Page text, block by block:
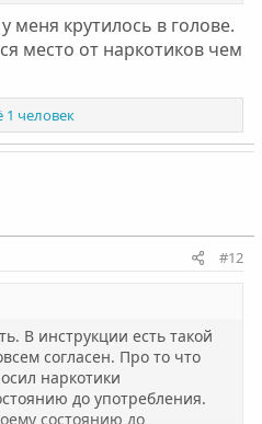
И после преодоления
зависимость, появляется
можно изменить себя
виду, каким хотел бы себя
убраны, окей,
если не положить в это
ты, то оно забьется чем-
не пожелаю проходить
прошел, избавился, выжил
отличный буст к
меня крутилось в голове.
место от наркотиков чем
1 человек
#12
В инструкции есть такой
согласен. Про то что
наркотики
до употребления.
состоянию до